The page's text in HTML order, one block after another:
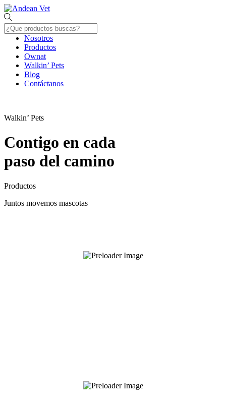
Skip
to
content
Menu
Nosotros
Productos
Ownat
Walkin’ Pets
Blog
Contáctanos
Walkin’ Pets
Contigo en cada
paso del camino
Productos
Juntos movemos mascotas
Ver detalles